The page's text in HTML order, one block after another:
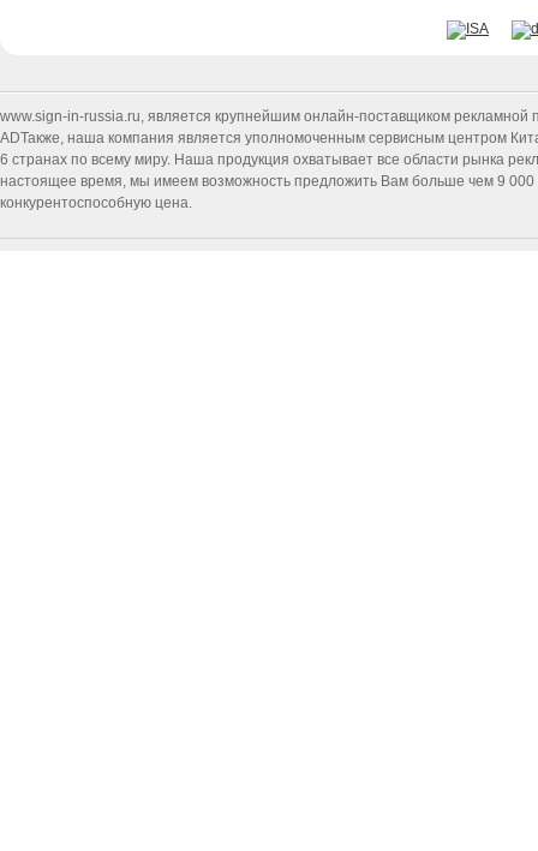
www.sign-in-russia.ru, является крупнейшим онлайн-поставщиком рекламной
ADТакже, наша компания является уполномоченным сервисным центром
6 странах по всему миру. Наша продукция охватывает все области рынка
настоящее время, мы имеем возможность предложить Вам больше чем 9 000
конкурентоспособную цена.